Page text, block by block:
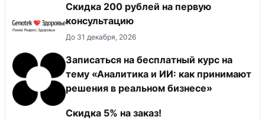
Скидка 200 рублей на первую
консультацию
До 31 декабря, 2026
Записаться на бесплатный курс на
тему «Аналитика и ИИ: как принимают
решения в реальном бизнесе»
Скидка 5% на заказ!